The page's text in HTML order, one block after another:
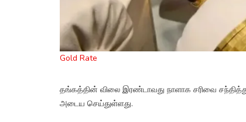
Gold Rate
தங்கத்தின் விலை இரண்டாவது நாளாக சரிவை
அடைய செய்துள்ளது.